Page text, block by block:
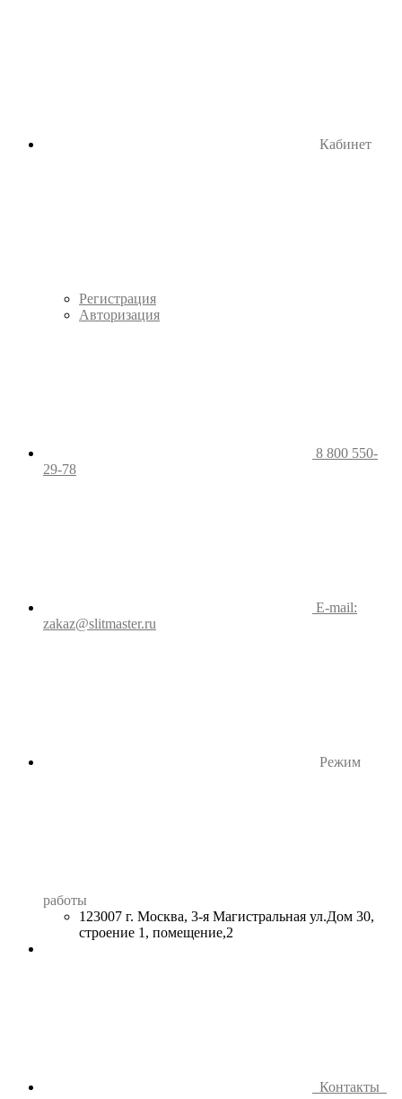
Кабинет
Регистрация
Авторизация
8 800 550-
29-78
E-mail:
zakaz@slitmaster.ru
Режим
работы
123007 г. Москва, 3-я Магистральная ул.Дом 30,
строение 1, помещение,2
Контакты